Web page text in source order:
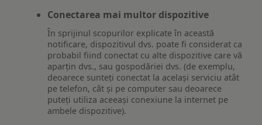
Conectarea mai multor dispozitive
În sprijinul scopurilor explicate în această
notificare, dispozitivul dvs. poate fi considerat ca
probabil fiind conectat cu alte dispozitive care vă
aparțin dvs., sau gospodăriei dvs. (de exemplu,
deoarece sunteți conectat la același serviciu atât
pe telefon, cât și pe computer sau deoarece
puteți utiliza aceeași conexiune la internet pe
ambele dispozitive).